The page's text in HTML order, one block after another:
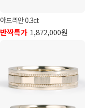
아드리안 0.3ct
반짝특가 1,872,000원